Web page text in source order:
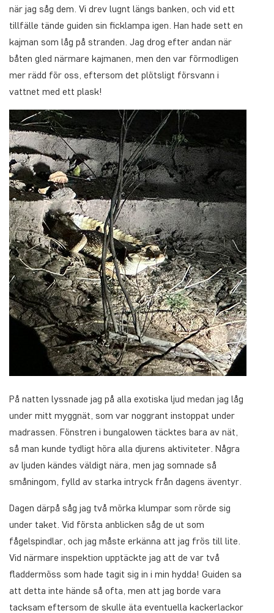
när jag såg dem. Vi drev lugnt längs banken, och vid ett
tillfälle tände guiden sin ficklampa igen. Han hade sett en
kajman som låg på stranden. Jag drog efter andan när
båten gled närmare kajmanen, men den var förmodligen
mer rädd för oss, eftersom det plötsligt försvann i
vattnet med ett plask!
På natten lyssnade jag på alla exotiska ljud medan jag låg
under mitt myggnät, som var noggrant instoppat under
madrassen. Fönstren i bungalowen täcktes bara av nät,
så man kunde tydligt höra alla djurens aktiviteter. Några
av ljuden kändes väldigt nära, men jag somnade så
småningom, fylld av starka intryck från dagens äventyr.
Dagen därpå såg jag två mörka klumpar som rörde sig
under taket. Vid första anblicken såg de ut som
fågelspindlar, och jag måste erkänna att jag frös till lite.
Vid närmare inspektion upptäckte jag att de var två
fladdermöss som hade tagit sig in i min hydda! Guiden sa
att detta inte hände så ofta, men att jag borde vara
tacksam eftersom de skulle äta eventuella kackerlackor